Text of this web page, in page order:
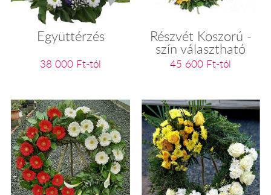
Együttérzés
38 000 Ft-tól
Részvét Koszorú -
szín választható
45 600 Ft-tól